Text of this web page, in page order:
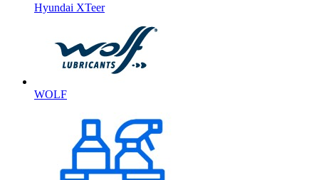
Hyundai XTeer
WOLF